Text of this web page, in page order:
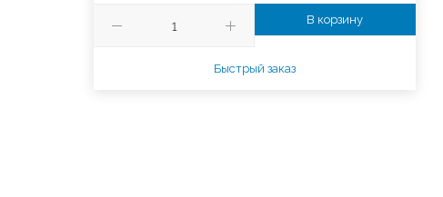
В корзину
Быстрый заказ